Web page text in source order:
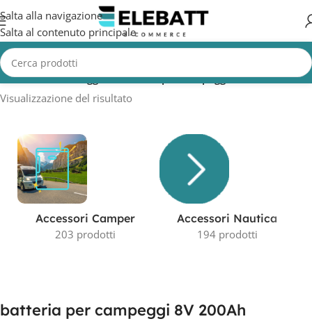
Salta alla navigazione
Salta al contenuto principale
Home/Prodotti taggati “batteria per campeggi 8V 200Ah”
Visualizzazione del risultato
Accessori Camper
203 prodotti
Accessori Nautica
194 prodotti
batteria per campeggi 8V 200Ah